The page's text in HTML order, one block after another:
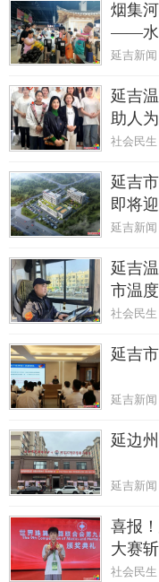
烟集
——水
延吉新闻
延吉
助人
社会民生
延吉
即将
延吉新闻
延吉
市温度
社会民生
延吉
延吉新闻
延边
延吉新闻
喜报
大赛
社会民生